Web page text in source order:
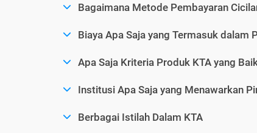
Bagaimana Metode Pembayaran
Biaya Apa Saja yang Termasuk dalam
Apa Saja Kriteria Produk KTA yang
Institusi Apa Saja yang Menawarkan
Berbagai Istilah Dalam KTA